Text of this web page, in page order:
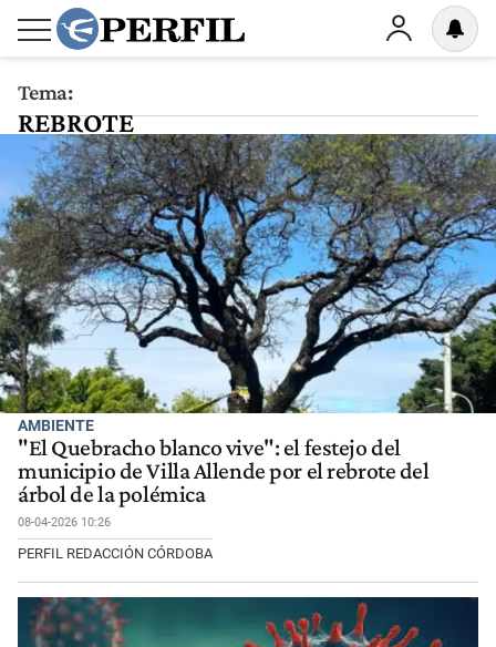
Tema:
REBROTE
AMBIENTE
"El Quebracho blanco vive": el festejo del
municipio de Villa Allende por el rebrote del
árbol de la polémica
08-04-2026 10:26
PERFIL REDACCIÓN CÓRDOBA